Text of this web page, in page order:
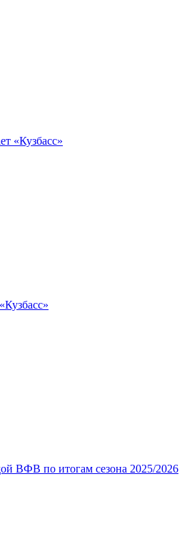
«Кузбасс»
ВФВ по итогам сезона 2025/2026